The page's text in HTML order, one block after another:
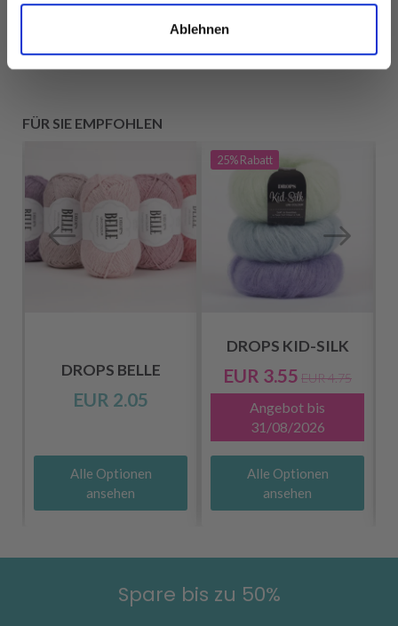
Ablehnen
FÜR SIE EMPFOHLEN
DROPS BELLE
EUR 2.05
Alle Optionen
ansehen
25%Rabatt
DROPS KID-SILK
EUR 3.55 EUR 4.75
Angebot bis
31/08/2026
Alle Optionen
ansehen
Spare bis zu 50%